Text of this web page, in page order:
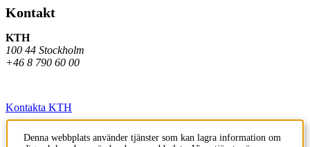
Kontakt
KTH
100 44 Stockholm
+46 8 790 60 00
Kontakta KTH
Jobba på KTH
Denna webbplats använder tjänster som kan lagra information om